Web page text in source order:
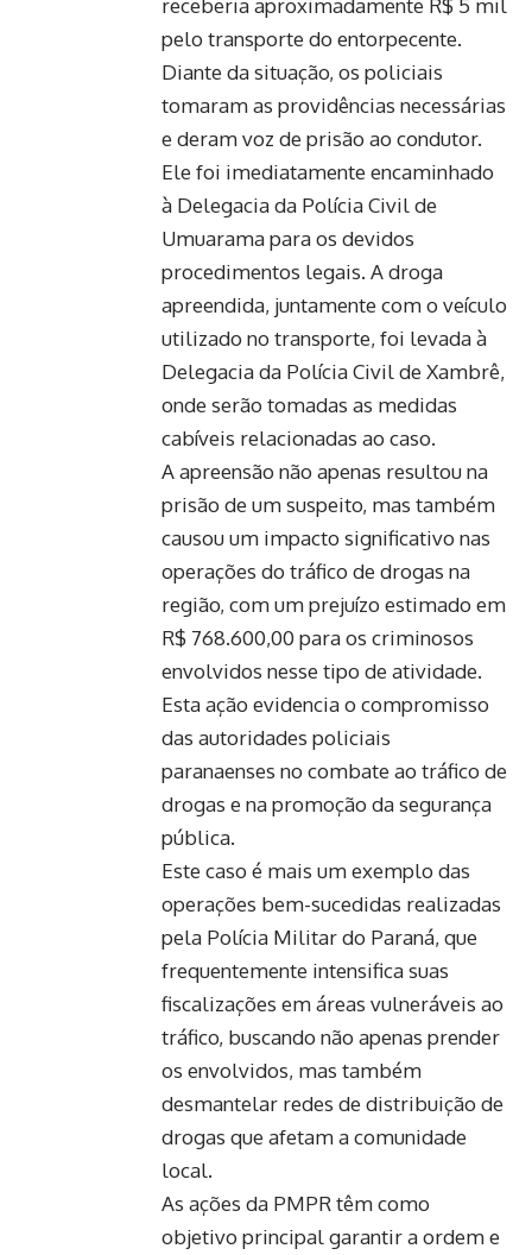
receberia aproximadamente R$ 5 mil
pelo transporte do entorpecente.
Diante da situação, os policiais
tomaram as providências necessárias
e deram voz de prisão ao condutor.
Ele foi imediatamente encaminhado
à Delegacia da Polícia Civil de
Umuarama para os devidos
procedimentos legais. A droga
apreendida, juntamente com o veículo
utilizado no transporte, foi levada à
Delegacia da Polícia Civil de Xambrê,
onde serão tomadas as medidas
cabíveis relacionadas ao caso.
A apreensão não apenas resultou na
prisão de um suspeito, mas também
causou um impacto significativo nas
operações do tráfico de drogas na
região, com um prejuízo estimado em
R$ 768.600,00 para os criminosos
envolvidos nesse tipo de atividade.
Esta ação evidencia o compromisso
das autoridades policiais
paranaenses no combate ao tráfico de
drogas e na promoção da segurança
pública.
Este caso é mais um exemplo das
operações bem-sucedidas realizadas
pela Polícia Militar do Paraná, que
frequentemente intensifica suas
fiscalizações em áreas vulneráveis ao
tráfico, buscando não apenas prender
os envolvidos, mas também
desmantelar redes de distribuição de
drogas que afetam a comunidade
local.
As ações da PMPR têm como
objetivo principal garantir a ordem e